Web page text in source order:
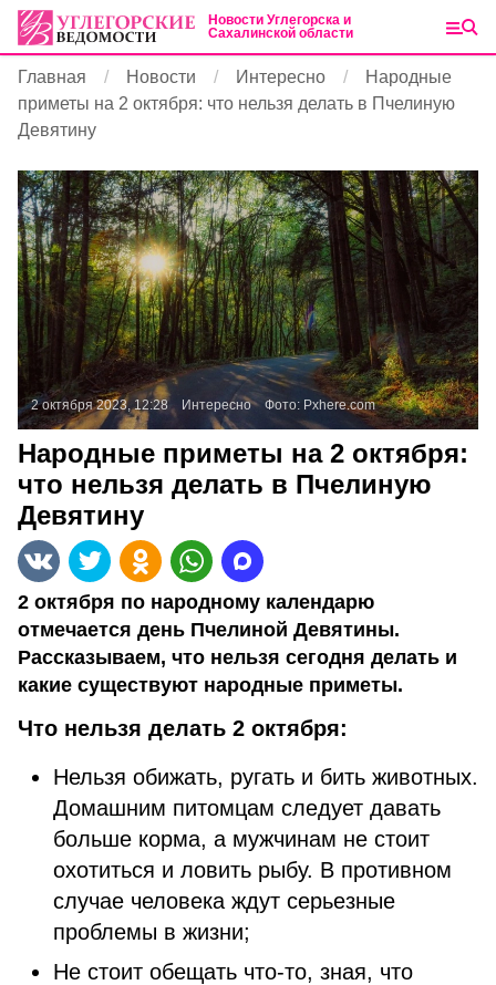
Новости Углегорска и
Сахалинской области
Главная Новости Интересно
Народные
приметы на 2 октября: что нельзя делать в Пчелиную
Девятину
2 октября 2023, 12:28 Интересно Фото: Pxhere.com
Народные приметы на 2 октября:
что нельзя делать в Пчелиную
Девятину
2 октября по народному календарю
отмечается день Пчелиной Девятины.
Рассказываем, что нельзя сегодня делать и
какие существуют народные приметы.
Что нельзя делать 2 октября:
Нельзя обижать, ругать и бить животных.
Домашним питомцам следует давать
больше корма, а мужчинам не стоит
охотиться и ловить рыбу. В противном
случае человека ждут серьезные
проблемы в жизни;
Не стоит обещать что-то, зная, что